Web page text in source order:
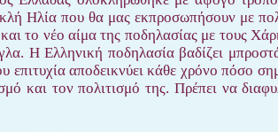
Ηλία που θα μας εκπροσωπήσουν με
το νέο αίμα της ποδηλασίας με τους
Η Ελληνική ποδηλασία βαδίζει
επιτυχία αποδεικνύει κάθε χρόνο πόσο
και τον πολιτισμό της. Πρέπει να